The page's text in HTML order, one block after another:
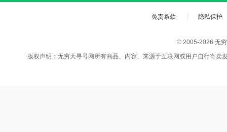
免责条款 隐私保护
© 2005-2026 无
版权声明：无穷大寻号网所有商品、内容、来源于互联网或用户自行寄卖